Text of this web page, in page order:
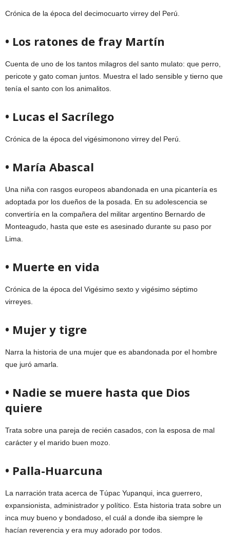
Crónica de la época del decimocuarto virrey del Perú.
• Los ratones de fray Martín
Cuenta de uno de los tantos milagros del santo mulato: que perro,
pericote y gato coman juntos. Muestra el lado sensible y tierno que
tenía el santo con los animalitos.
• Lucas el Sacrílego
Crónica de la época del vigésimonono virrey del Perú.
• María Abascal
Una niña con rasgos europeos abandonada en una picantería es
adoptada por los dueños de la posada. En su adolescencia se
convertiría en la compañera del militar argentino Bernardo de
Monteagudo, hasta que este es asesinado durante su paso por
Lima.
• Muerte en vida
Crónica de la época del Vigésimo sexto y vigésimo séptimo
virreyes.
• Mujer y tigre
Narra la historia de una mujer que es abandonada por el hombre
que juró amarla.
• Nadie se muere hasta que Dios
quiere
Trata sobre una pareja de recién casados, con la esposa de mal
carácter y el marido buen mozo.
• Palla-Huarcuna
La narración trata acerca de Túpac Yupanqui, inca guerrero,
expansionista, administrador y político. Esta historia trata sobre un
inca muy bueno y bondadoso, el cuál a donde iba siempre le
hacían reverencia y era muy adorado por todos.